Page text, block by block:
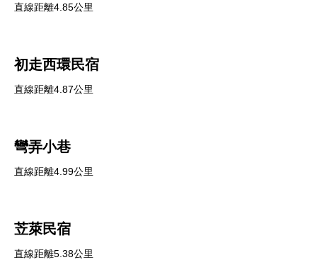
直線距離4.85公里
初走西環民宿
直線距離4.87公里
彎弄小巷
直線距離4.99公里
苙萊民宿
直線距離5.38公里